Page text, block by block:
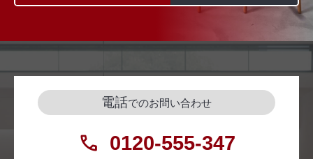
電話でのお問い合わせ
0120-555-347